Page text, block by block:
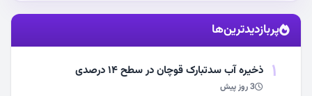
استقبال از آقای شهید ایران
مشاهده اخبار
پربازدیدترین‌ها
1 ذخیره آب سدتبارک قوچان در سطح ۱۴ درصدی
3 روز پیش